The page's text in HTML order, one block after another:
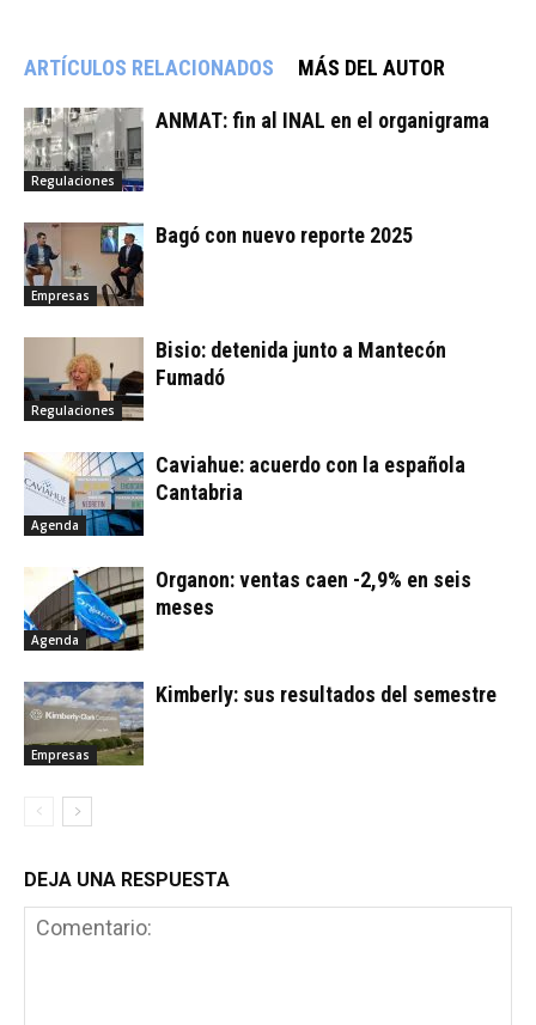
ARTÍCULOS RELACIONADOS MÁS DEL AUTOR
Regulaciones
ANMAT: fin al INAL en el organigrama
Empresas
Bagó con nuevo reporte 2025
Regulaciones
Bisio: detenida junto a Mantecón
Fumadó
Agenda
Caviahue: acuerdo con la española
Cantabria
Agenda
Organon: ventas caen -2,9% en seis
meses
Empresas
Kimberly: sus resultados del semestre
DEJA UNA RESPUESTA